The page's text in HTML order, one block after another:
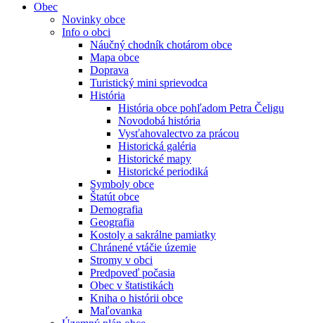
Obec
Novinky obce
Info o obci
Náučný chodník chotárom obce
Mapa obce
Doprava
Turistický mini sprievodca
História
História obce pohľadom Petra Čeligu
Novodobá história
Vysťahovalectvo za prácou
Historická galéria
Historické mapy
Historické periodiká
Symboly obce
Štatút obce
Demografia
Geografia
Kostoly a sakrálne pamiatky
Chránené vtáčie územie
Stromy v obci
Predpoveď počasia
Obec v štatistikách
Kniha o histórii obce
Maľovanka